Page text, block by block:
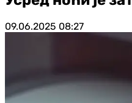
09.06.2025 08:27